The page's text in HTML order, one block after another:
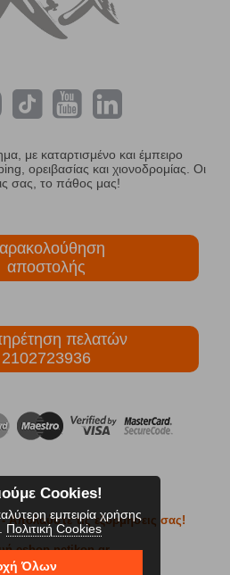
με καταρτισμένο και έμπειρο
ορειβασίας και χιονοδρομίας. Οι
σας, το πάθος μας!
αποστολής
πελατών
2102723936
- Απολαύστε τις εξορμήσεις σας!
eshop netikon.gr
Cookies!
εμπειρία χρήσης
Πολιτική Cookies
Όλων